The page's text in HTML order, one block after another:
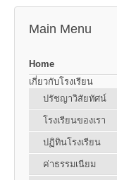
Main Menu
Home
เกี่ยวกับโรงเรียน
ปรัชญาวิสัยทัศน์
โรงเรียนของเรา
ปฏิทินโรงเรียน
ค่าธรรมเนียม